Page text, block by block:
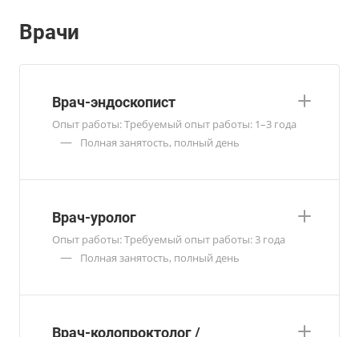
Врачи
Врач-эндоскопист
Опыт работы: Требуемый опыт работы: 1–3 года
— Полная занятость, полный день
Врач-уролог
Опыт работы: Требуемый опыт работы: 3 года
— Полная занятость, полный день
Врач-колопроктолог /